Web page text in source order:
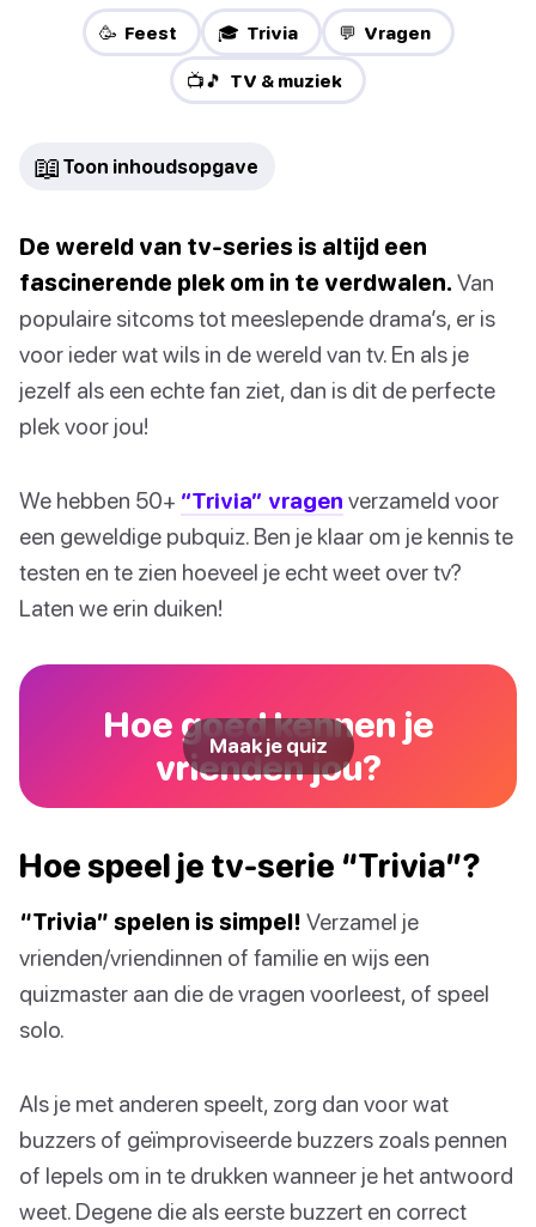
🥳 Feest 🎓 Trivia 💬 Vragen
📺🎵 TV & muziek
📖 Toon inhoudsopgave
De wereld van tv-series is altijd een
fascinerende plek om in te verdwalen. Van
populaire sitcoms tot meeslepende drama’s, er is
voor ieder wat wils in de wereld van tv. En als je
jezelf als een echte fan ziet, dan is dit de perfecte
plek voor jou!
We hebben 50+ “Trivia” vragen verzameld voor
een geweldige pubquiz. Ben je klaar om je kennis te
testen en te zien hoeveel je echt weet over tv?
Laten we erin duiken!
Hoe goed kennen je
vrienden jou?
Maak je quiz
Hoe speel je tv-serie “Trivia”?
“Trivia” spelen is simpel! Verzamel je
vrienden/vriendinnen of familie en wijs een
quizmaster aan die de vragen voorleest, of speel
solo.
Als je met anderen speelt, zorg dan voor wat
buzzers of geïmproviseerde buzzers zoals pennen
of lepels om in te drukken wanneer je het antwoord
weet. Degene die als eerste buzzert en correct